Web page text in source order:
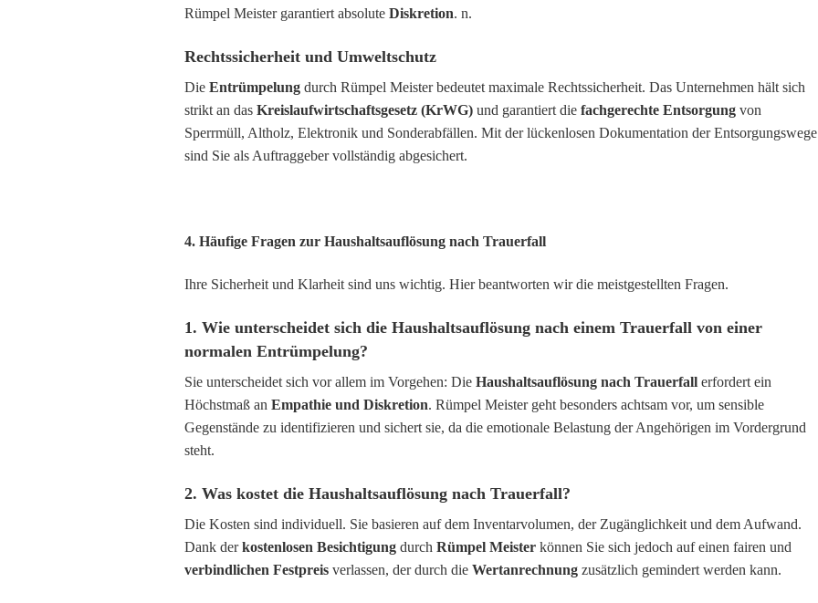
Rümpel Meister garantiert absolute Diskretion. n.
Rechtssicherheit und Umweltschutz
Die Entrümpelung durch Rümpel Meister bedeutet maximale Rechtssicherheit. Das Unternehmen hält sich
strikt an das Kreislaufwirtschaftsgesetz (KrWG) und garantiert die fachgerechte Entsorgung von
Sperrmüll, Altholz, Elektronik und Sonderabfällen. Mit der lückenlosen Dokumentation der Entsorgungswege
sind Sie als Auftraggeber vollständig abgesichert.
4. Häufige Fragen zur Haushaltsauflösung nach Trauerfall
Ihre Sicherheit und Klarheit sind uns wichtig. Hier beantworten wir die meistgestellten Fragen.
1. Wie unterscheidet sich die Haushaltsauflösung nach einem Trauerfall von einer
normalen Entrümpelung?
Sie unterscheidet sich vor allem im Vorgehen: Die Haushaltsauflösung nach Trauerfall erfordert ein
Höchstmaß an Empathie und Diskretion. Rümpel Meister geht besonders achtsam vor, um sensible
Gegenstände zu identifizieren und sichert sie, da die emotionale Belastung der Angehörigen im Vordergrund
steht.
2. Was kostet die Haushaltsauflösung nach Trauerfall?
Die Kosten sind individuell. Sie basieren auf dem Inventarvolumen, der Zugänglichkeit und dem Aufwand.
Dank derkostenlosen Besichtigung durch Rümpel Meister können Sie sich jedoch auf einen fairen und
verbindlichen Festpreis verlassen, der durch die Wertanrechnung zusätzlich gemindert werden kann.